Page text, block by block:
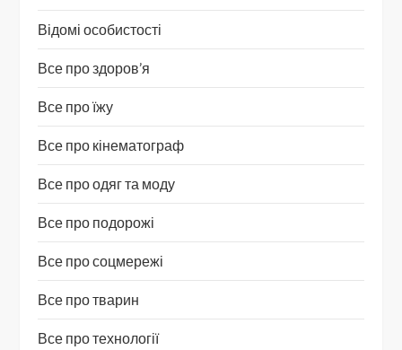
Відомі особистості
Все про здоров’я
Все про їжу
Все про кінематограф
Все про одяг та моду
Все про подорожі
Все про соцмережі
Все про тварин
Все про технології